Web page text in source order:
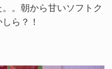
。朝から甘いソフトク
ら？！